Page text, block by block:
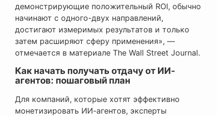
демонстрирующие положительный ROI, обычно
начинают с одного-двух направлений,
достигают измеримых результатов и только
затем расширяют сферу применения», —
отмечается в материале The Wall Street Journal.
Как начать получать отдачу от ИИ-
агентов: пошаговый план
Для компаний, которые хотят эффективно
монетизировать ИИ-агентов, эксперты